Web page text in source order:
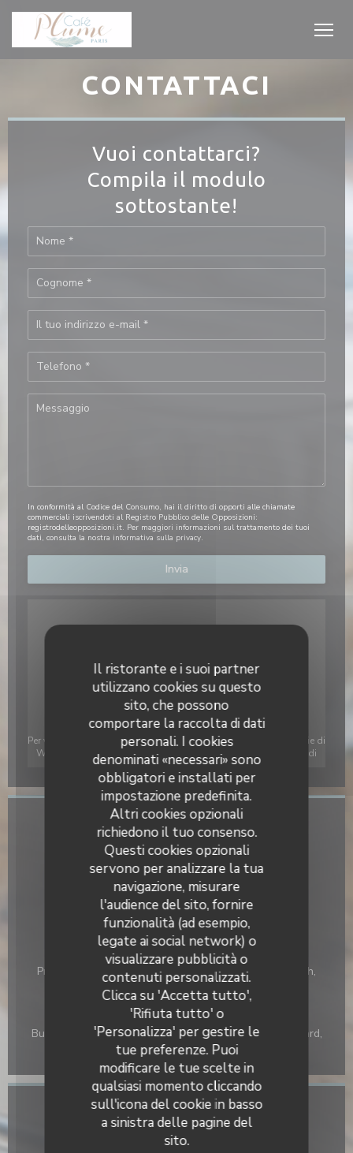
Personalizzazione delle tue scelte sui cookie
Il ristorante e i suoi partner
utilizzano cookies su questo
sito, che possono
comportare la raccolta di dati
personali. I cookies
denominati «necessari» sono
obbligatori e installati per
impostazione predefinita.
Altri cookies opzionali
richiedono il tuo consenso.
Questi cookies opzionali
servono per analizzare la tua
navigazione, misurare
l'audience del sito, fornire
funzionalità (ad esempio,
legate ai social network) o
visualizzare pubblicità o
contenuti personalizzati.
Clicca su 'Accetta tutto',
'Rifiuta tutto' o
'Personalizza' per gestire le
tue preferenze. Puoi
modificare le tue scelte in
qualsiasi momento cliccando
sull'icona del cookie in basso
a sinistra delle pagine del
sito.
CONTATTACI
Vuoi contattarci?
Compila il modulo
sottostante!
In conformità al Codice del Consumo, hai il diritto di opporti alle chiamate
commerciali iscrivendoti al Registro Pubblico delle Opposizioni:
registrodelleopposizioni.it. Per maggiori informazioni sul trattamento dei tuoi
dati, consulta la nostra informativa sulla privacy.
Per visualizzare la mappa interattiva Waze, devi accettare i cookie di
Waze Map (Google). Questi cookie possono raccogliere dati di
Informazioni pratiche
Cucina
Fresco, Tradizionale Revisited Francese
Tipologia
Bar Brasserie Restaurant
Privatizzazione, Terrazzo, Wifi, Prima colazione, Brunch,
Servizio continuo, Gruppi
Metodo di pagamento
Buoni pasto, Contactless Payment, Eurocard / Mastercard,
Contanti, Visa, American Express, Bancomat
Accesso
Metro